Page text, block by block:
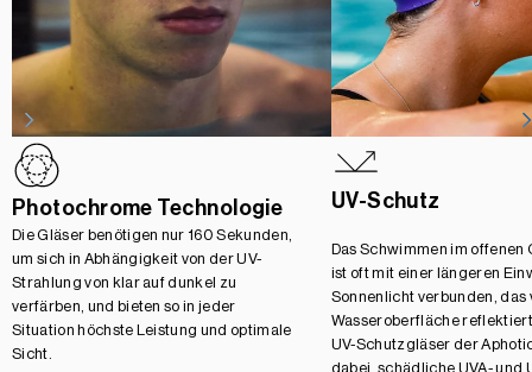
Photochrome Technologie
Die Gläser benötigen nur 160 Sekunden,
um sich in Abhängigkeit von der UV-
Strahlung von klar auf dunkel zu
verfärben, und bieten so in jeder
Situation höchste Leistung und optimale
Sicht.
UV-Schutz
Das Schwimmen im offenen
ist oft mit einer längeren
Sonnenlicht verbunden, das
Wasseroberfläche
UV-Schutzgläser der
dabei, schädliche UVA- und